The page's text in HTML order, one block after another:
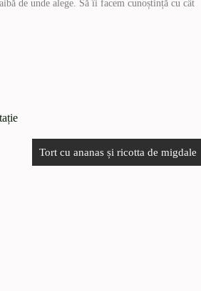
de unde alege. Să îi facem cunoștință cu cât
Tort cu ananas și ricotta de migdale